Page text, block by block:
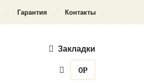
Гарантия Контакты
Закладки
0Р